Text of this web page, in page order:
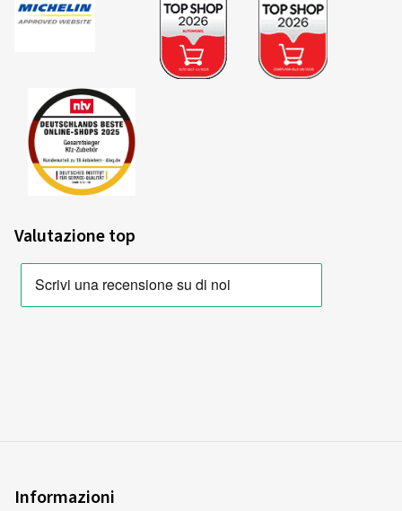
Valutazione top
Informazioni